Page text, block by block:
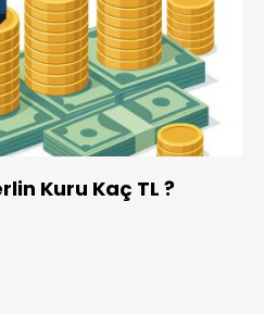
Kuru Kaç TL ?